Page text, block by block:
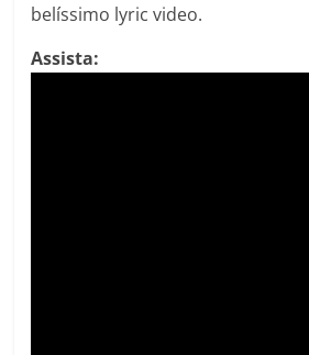
belíssimo lyric video.
Assista: